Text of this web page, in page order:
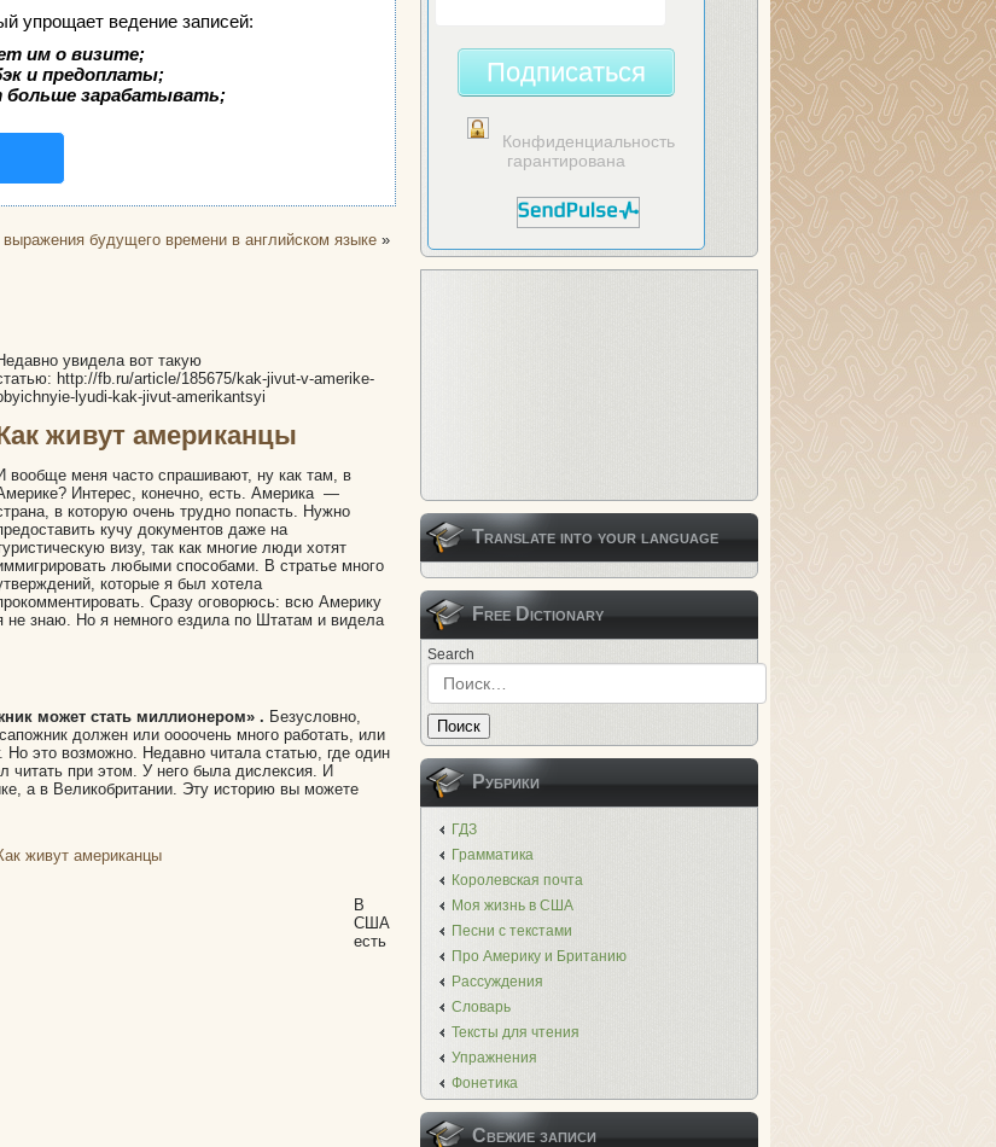
упрощает ведение записей:
им о визите;
и предоплаты;
больше зарабатывать;
будущего времени в английском языке »
увидела вот такую
http://fb.ru/article/185675/kak-jivut-v-amerike-
lyudi-kak-jivut-amerikantsyi
живут американцы
вообще меня часто спрашивают, ну как там, в
Интерес, конечно, есть. Америка —
в которую очень трудно попасть. Нужно
кучу документов даже на
визу, так как многие люди хотят
любыми способами. В стратье много
которые я был хотела
Сразу оговорюсь: всю Америку
не знаю. Но я немного ездила по Штатам и видела
может стать миллионером» . Безусловно,
должен или оооочень много работать, или
Но это возможно. Недавно читала статью, где один
при этом. У него была дислексия. И
а в Великобритании. Эту историю вы можете
В
США
есть
Подписаться
Конфиденциальность
гарантирована
Translate into your language
Free Dictionary
Search
Поиск
Рубрики
ГДЗ
Грамматика
Королевская почта
Моя жизнь в США
Песни с текстами
Про Америку и Британию
Рассуждения
Словарь
Тексты для чтения
Упражнения
Фонетика
Свежие записи